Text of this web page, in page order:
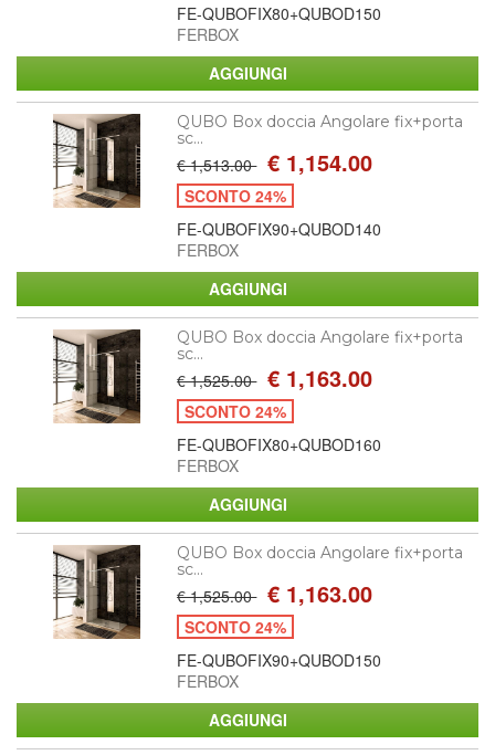
FE-QUBOFIX80+QUBOD150
FERBOX
QUBO Box doccia Angolare fix+porta
sc...
€ 1,513.00 € 1,154.00
SCONTO 24%
FE-QUBOFIX90+QUBOD140
FERBOX
QUBO Box doccia Angolare fix+porta
sc...
€ 1,525.00 € 1,163.00
SCONTO 24%
FE-QUBOFIX80+QUBOD160
FERBOX
QUBO Box doccia Angolare fix+porta
sc...
€ 1,525.00 € 1,163.00
SCONTO 24%
FE-QUBOFIX90+QUBOD150
FERBOX